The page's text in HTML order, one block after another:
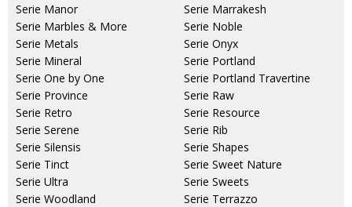
Serie Manor
Serie Marbles & More
Serie Metals
Serie Mineral
Serie One by One
Serie Province
Serie Retro
Serie Serene
Serie Silensis
Serie Tinct
Serie Ultra
Serie Woodland
Serie Marrakesh
Serie Noble
Serie Onyx
Serie Portland
Serie Portland Travertine
Serie Raw
Serie Resource
Serie Rib
Serie Shapes
Serie Sweet Nature
Serie Sweets
Serie Terrazzo